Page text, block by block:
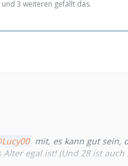
3 weiteren gefällt das.
Lucy00 mit, es kann gut sein,
egal ist! (Und 28 ist